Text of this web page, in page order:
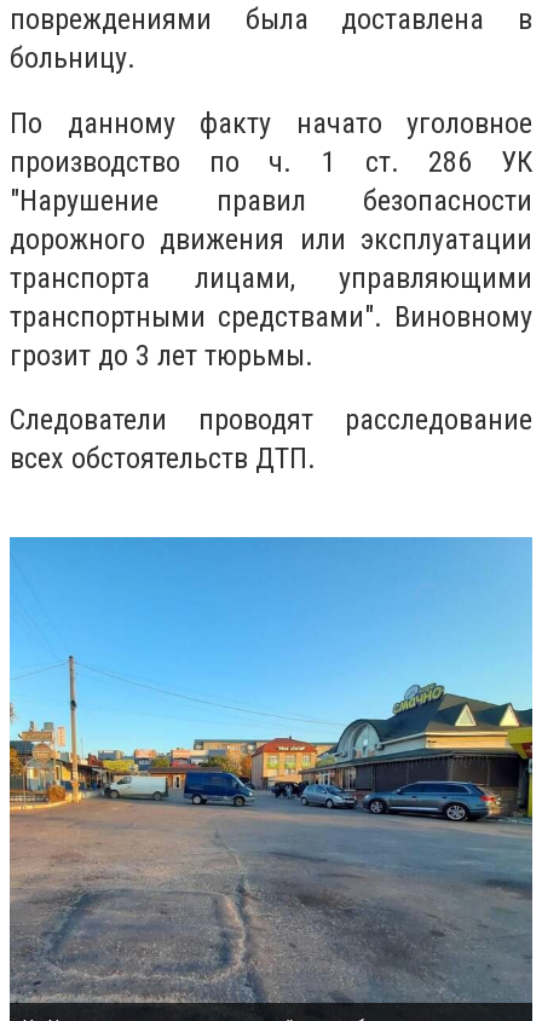
повреждениями была доставлена ​​в
больницу.
По данному факту начато уголовное
производство по ч. 1 ст. 286 УК
"Нарушение правил безопасности
дорожного движения или эксплуатации
транспорта лицами, управляющими
транспортными средствами". Виновному
грозит до 3 лет тюрьмы.
Следователи проводят расследование
всех обстоятельств ДТП.